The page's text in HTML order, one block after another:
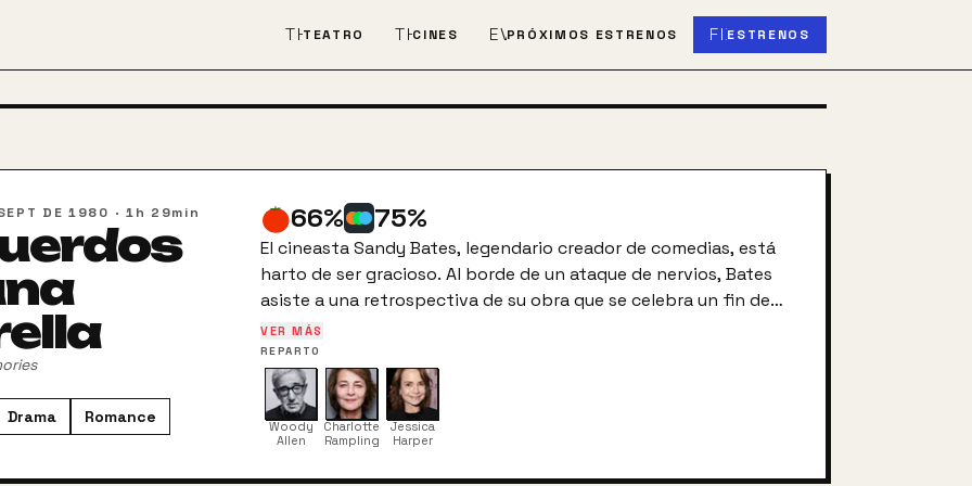
THEATER_COMEDY
TEATRO THEATERS
CINES EVENT_UPCOMING
PRÓXIMOS ESTRENOS FIBER_NEW
ESTRENOS
DE 1980 · 1h 29min
Drama Romance
66% 75%
El cineasta Sandy Bates, legendario creador de comedias, está
harto de ser gracioso. Al borde de un ataque de nervios, Bates
asiste a una retrospectiva de su obra que se celebra un fin de
semana, y que le obligará a reflexionar sobre la misma, sobre los
recuerdos de su gran amor Dorrie y sobre las virtudes de sentar
la cabeza con su nueva novia Isabel. Bates se debatirá por
encontrar una razón por la que seguir viviendo.
VER MÁS
REPARTO
Woody
Allen
Charlotte
Rampling
Jessica
Harper